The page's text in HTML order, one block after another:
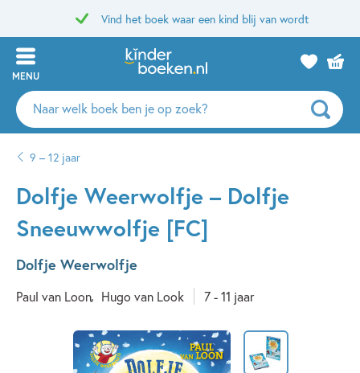
Vind het boek waar een kind blij van wordt
MENU
Zoeken
naar
auteurs
uitgevers
9 – 12 jaar
Dolfje Weerwolfje – Dolfje
Sneeuwwolfje [FC]
Dolfje Weerwolfje
Paul van Loon Hugo van Look 7 - 11 jaar